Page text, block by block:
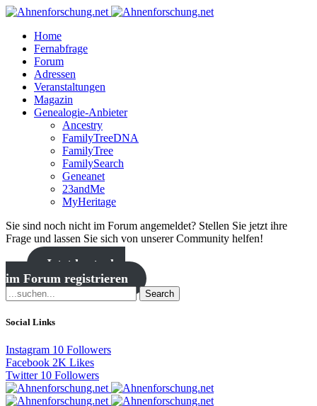
Home
Fernabfrage
Forum
Adressen
Veranstaltungen
Magazin
Genealogie-Anbieter
Ancestry
FamilyTreeDNA
FamilyTree
FamilySearch
Geneanet
23andMe
MyHeritage
Sie sind noch nicht im Forum angemeldet? Stellen Sie jetzt ihre
Frage und lassen Sie sich von unserer Community helfen!
Jetzt kostenlos
im Forum registrieren
Search
Social Links
Instagram 10 Followers
Facebook 2K Likes
Twitter 10 Followers